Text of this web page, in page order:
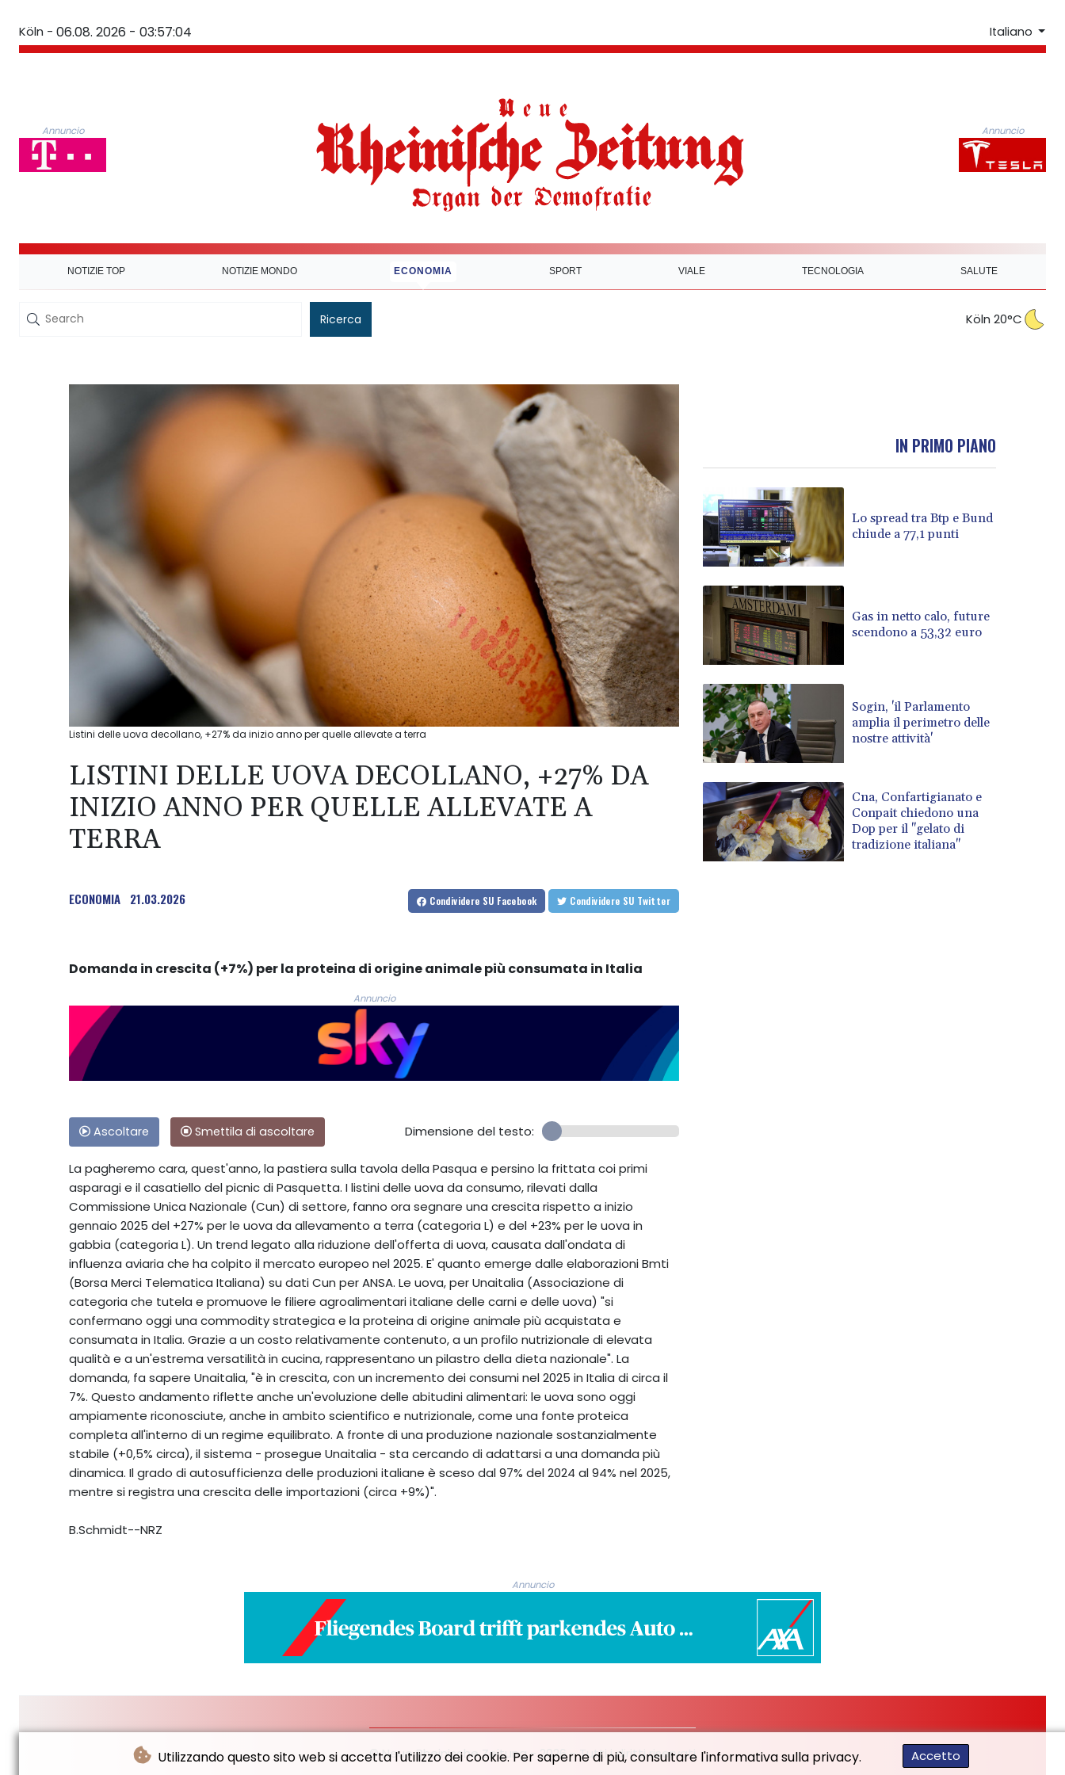
Utilizzando questo sito web si accetta l'utilizzo dei cookie. Per saperne di più, consultare l'informativa sulla privacy. Accetto
Köln - 06.08. 2026 - 03:57:05 Italiano
Annuncio Annuncio
NOTIZIE TOP NOTIZIE MONDO ECONOMIA SPORT VIALE TECNOLOGIA SALUTE
Ricerca Köln 20°C
Listini delle uova decollano, +27% da inizio anno per quelle allevate a terra
LISTINI DELLE UOVA DECOLLANO, +27% DA
INIZIO ANNO PER QUELLE ALLEVATE A
TERRA
ECONOMIA 21.03.2026 Condividere SU Facebook Condividere SU Twitter
Domanda in crescita (+7%) per la proteina di origine animale più consumata in Italia
Annuncio
Ascoltare Smettila di ascoltare Dimensione del testo:
La pagheremo cara, quest'anno, la pastiera sulla tavola della Pasqua e persino la frittata coi primi
asparagi e il casatiello del picnic di Pasquetta. I listini delle uova da consumo, rilevati dalla
Commissione Unica Nazionale (Cun) di settore, fanno ora segnare una crescita rispetto a inizio
gennaio 2025 del +27% per le uova da allevamento a terra (categoria L) e del +23% per le uova in
gabbia (categoria L). Un trend legato alla riduzione dell'offerta di uova, causata dall'ondata di
influenza aviaria che ha colpito il mercato europeo nel 2025. E' quanto emerge dalle elaborazioni Bmti
(Borsa Merci Telematica Italiana) su dati Cun per ANSA. Le uova, per Unaitalia (Associazione di
categoria che tutela e promuove le filiere agroalimentari italiane delle carni e delle uova) "si
confermano oggi una commodity strategica e la proteina di origine animale più acquistata e
consumata in Italia. Grazie a un costo relativamente contenuto, a un profilo nutrizionale di elevata
qualità e a un'estrema versatilità in cucina, rappresentano un pilastro della dieta nazionale". La
domanda, fa sapere Unaitalia, "è in crescita, con un incremento dei consumi nel 2025 in Italia di circa il
7%. Questo andamento riflette anche un'evoluzione delle abitudini alimentari: le uova sono oggi
ampiamente riconosciute, anche in ambito scientifico e nutrizionale, come una fonte proteica
completa all'interno di un regime equilibrato. A fronte di una produzione nazionale sostanzialmente
stabile (+0,5% circa), il sistema - prosegue Unaitalia - sta cercando di adattarsi a una domanda più
dinamica. Il grado di autosufficienza delle produzioni italiane è sceso dal 97% del 2024 al 94% nel 2025,
mentre si registra una crescita delle importazioni (circa +9%)".
B.Schmidt--NRZ
IN PRIMO PIANO
Lo spread tra Btp e Bund
chiude a 77,1 punti
Gas in netto calo, future
scendono a 53,32 euro
Sogin, 'il Parlamento
amplia il perimetro delle
nostre attività'
Cna, Confartigianato e
Conpait chiedono una
Dop per il "gelato di
tradizione italiana"
Annuncio
© Neue Rheinische Zeitung - 2026 - Tutti i diritti riservati